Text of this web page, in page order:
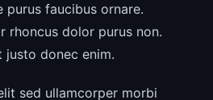
faucibus ornare.
rhoncus dolor purus non.
donec enim.
sed ullamcorper morbi